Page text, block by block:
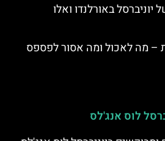
של יוניברסל באורלנדו ואלו
– מה לאכול ומה אסור לפספס
לוס אנג'לס